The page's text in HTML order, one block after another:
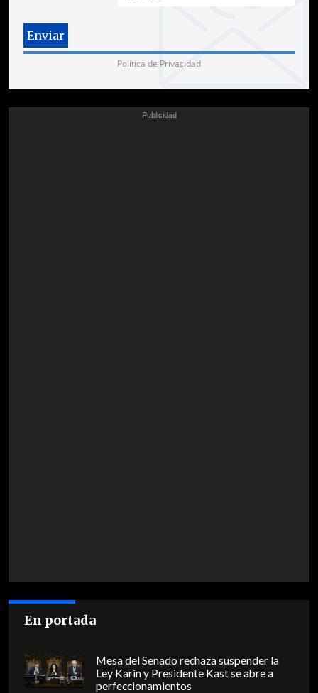
Política de Privacidad
En portada
Mesa del Senado rechaza suspender la
Ley Karin y Presidente Kast se abre a
perfeccionamientos